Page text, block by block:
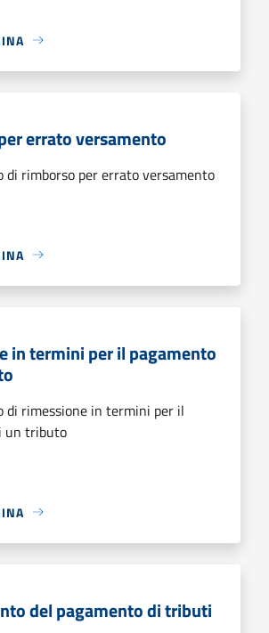
errato versamento
di rimborso per errato versamento
in termini per il pagamento
di rimessione in termini per il
un tributo
del pagamento di tributi